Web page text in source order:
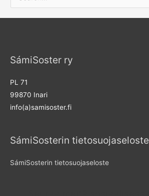
e
a
h
o
SámiSoster ry
PL 71
99870 Inari
info(a)samisoster.fi
SámiSosterin tietosuojaseloste
SámiSosterin tietosuojaseloste